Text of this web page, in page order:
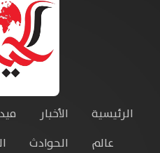
الرئيسية الأخبار
عالم
الحوادث